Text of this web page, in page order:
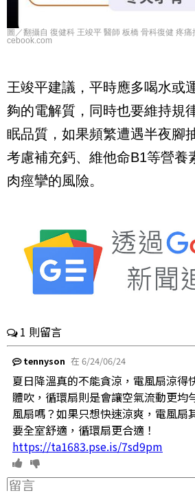
圖／翻攝自 復健科 王竣平 醫師 板橋 骨科復健 疼
cebook.com
王竣平建議，平時應多喝水或
夠的電解質，同時也要維持規
眠品質，如果頻繁遭遇半夜腳
考慮補充鈣、維他命B1等營養
肉痙攣的風險。